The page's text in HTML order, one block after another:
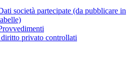
società partecipate (da pubblicare in
privato controllati